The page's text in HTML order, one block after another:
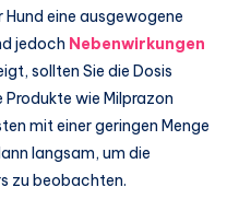
eine ausgewogene
jedoch Nebenwirkungen
sollten Sie die Dosis
wie Milprazon
mit einer geringen Menge
langsam, um die
zu beobachten.